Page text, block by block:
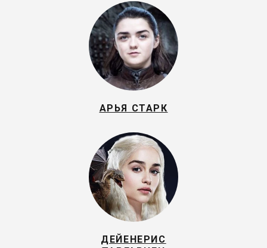
АРЬЯ СТАРК
ДЕЙЕНЕРИС